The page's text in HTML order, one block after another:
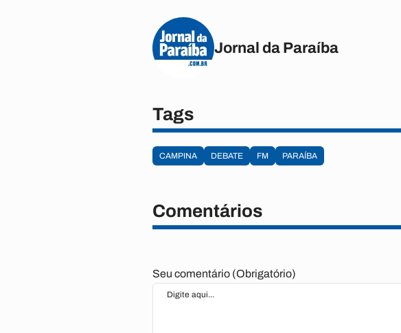
Jornal da Paraíba
Tags
CAMPINA DEBATE FM PARAÍBA
Comentários
Seu comentário (Obrigatório)